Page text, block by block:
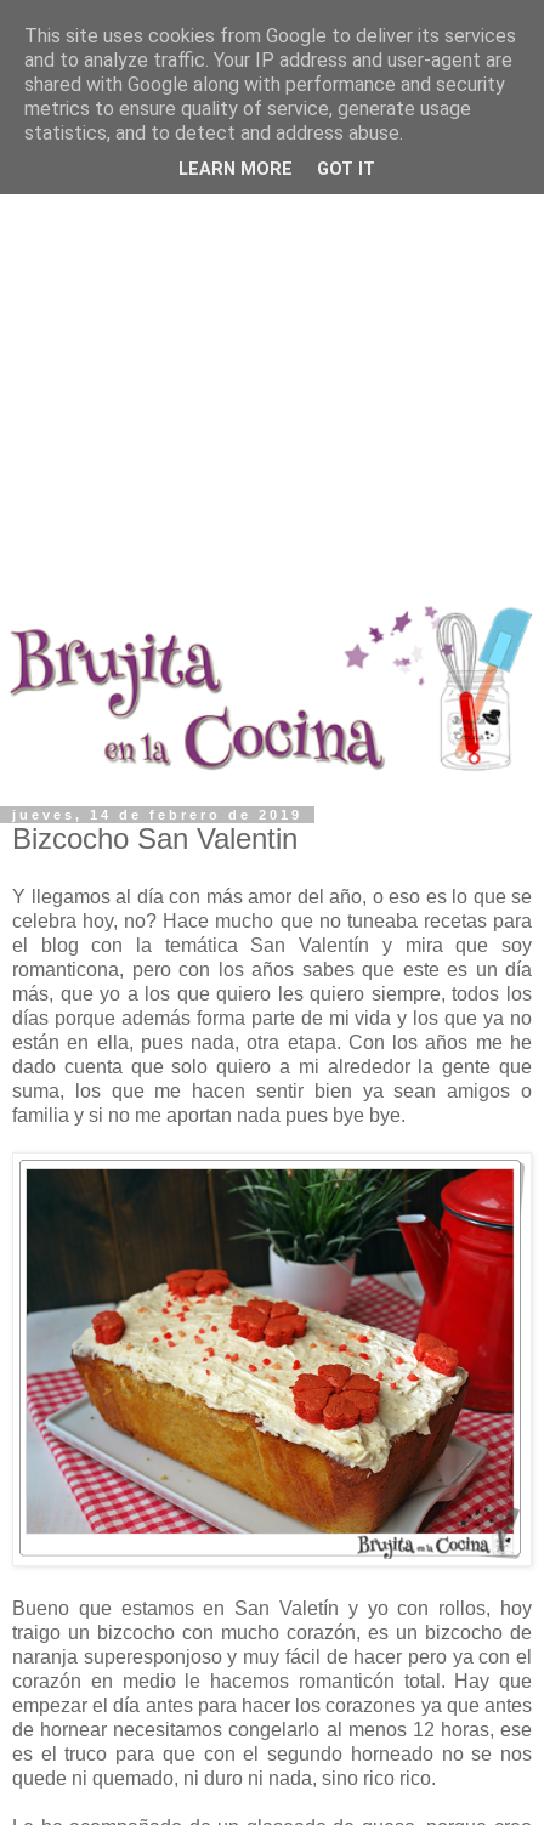
jueves, 14 de febrero de 2019
Bizcocho San Valentin
Y llegamos al día con más amor del año, o eso es lo que se
celebra hoy, no? Hace mucho que no tuneaba recetas para
el blog con la temática San Valentín y mira que soy
romanticona, pero con los años sabes que este es un día
más, que yo a los que quiero les quiero siempre, todos los
días porque además forma parte de mi vida y los que ya no
están en ella, pues nada, otra etapa. Con los años me he
dado cuenta que solo quiero a mi alrededor la gente que
suma, los que me hacen sentir bien ya sean amigos o
familia y si no me aportan nada pues bye bye.
Bueno que estamos en San Valetín y yo con rollos, hoy
traigo un bizcocho con mucho corazón, es un bizcocho de
naranja superesponjoso y muy fácil de hacer pero ya con el
corazón en medio le hacemos romanticón total. Hay que
empezar el día antes para hacer los corazones ya que antes
de hornear necesitamos congelarlo al menos 12 horas, ese
es el truco para que con el segundo horneado no se nos
quede ni quemado, ni duro ni nada, sino rico rico.
This site uses cookies from Google to deliver its services
and to analyze traffic. Your IP address and user-agent are
shared with Google along with performance and security
metrics to ensure quality of service, generate usage
statistics, and to detect and address abuse.
LEARN MORE GOT IT